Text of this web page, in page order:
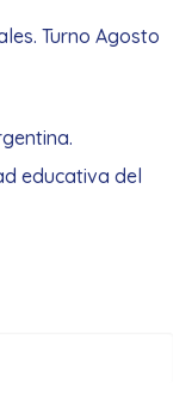
Turno Agosto
educativa del